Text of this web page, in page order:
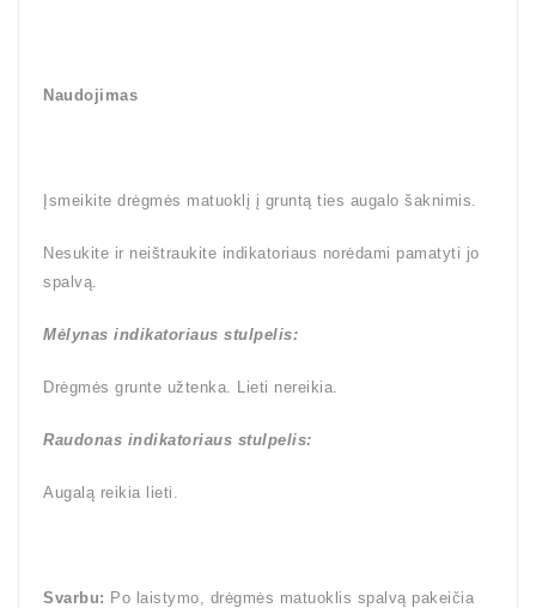
Naudojimas
Įsmeikite drėgmės matuoklį į gruntą ties augalo šaknimis.
Nesukite ir neištraukite indikatoriaus norėdami pamatyti jo
spalvą.
Mėlynas indikatoriaus stulpelis:
Drėgmės grunte užtenka. Lieti nereikia.
Raudonas indikatoriaus stulpelis:
Augalą reikia lieti.
Svarbu: Po laistymo, drėgmės matuoklis spalvą pakeičia